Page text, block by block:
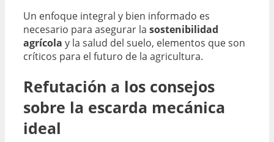
Un enfoque integral y bien informado es
necesario para asegurar la sostenibilidad
agrícola y la salud del suelo, elementos que son
críticos para el futuro de la agricultura.
Refutación a los consejos
sobre la escarda mecánica
ideal